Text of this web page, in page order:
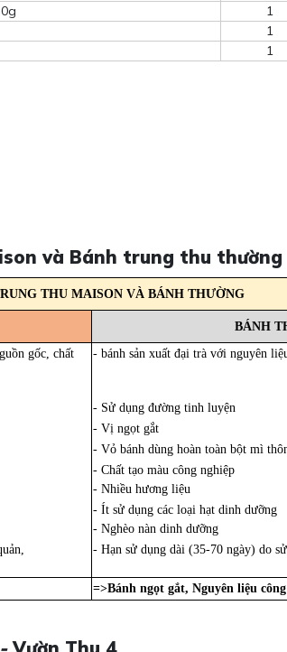
1
1
1
và Bánh trung thu thường
THU MAISON VÀ BÁNH THƯỜNG
BÁNH
gốc, chất
- bánh sản xuất đại trà với nguyên
- Sử dụng đường tinh luyện
- Vị ngọt gắt
- Vỏ bánh dùng hoàn toàn bột mì
- Chất tạo màu công nghiệp
- Nhiều hương liệu
- Ít sử dụng các loại hạt dinh dưỡng
- Nghèo nàn dinh dưỡng
- Hạn sử dụng dài (35-70 ngày) do
=>Bánh ngọt gắt, Nguyên liệu